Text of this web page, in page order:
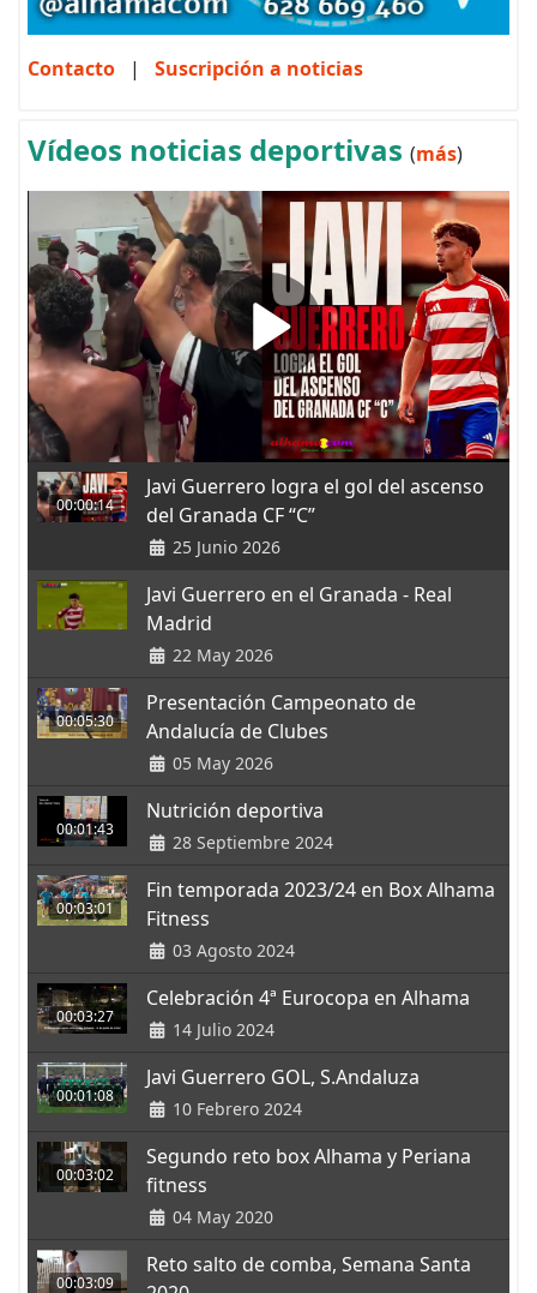
Contacto | Suscripción a noticias
Vídeos noticias deportivas (más)
00:00:14
Javi Guerrero logra el gol del ascenso
del Granada CF “C”
25 Junio 2026
Javi Guerrero en el Granada - Real
Madrid
22 May 2026
00:05:30
Presentación Campeonato de
Andalucía de Clubes
05 May 2026
00:01:43
Nutrición deportiva
28 Septiembre 2024
00:03:01
Fin temporada 2023/24 en Box Alhama
Fitness
03 Agosto 2024
00:03:27
Celebración 4ª Eurocopa en Alhama
14 Julio 2024
00:01:08
Javi Guerrero GOL, S.Andaluza
10 Febrero 2024
00:03:02
Segundo reto box Alhama y Periana
fitness
04 May 2020
00:03:09
Reto salto de comba, Semana Santa